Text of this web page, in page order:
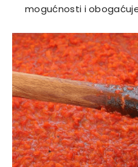
mogućnosti i